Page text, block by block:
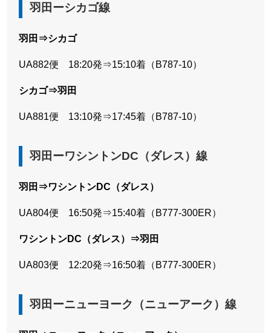
羽田ーシカゴ線
羽田⇒シカゴ
UA882便 18:20発⇒15:10着（B787-10）
シカゴ⇒羽田
UA881便 13:10発⇒17:45着（B787-10）
羽田ーワシントンDC（ダレス）線
羽田⇒ワシントンDC（ダレス）
UA804便 16:50発⇒15:40着（B777-300ER）
ワシントンDC（ダレス）⇒羽田
UA803便 12:20発⇒16:50着（B777-300ER）
羽田ーニューヨーク（ニューアーク）線